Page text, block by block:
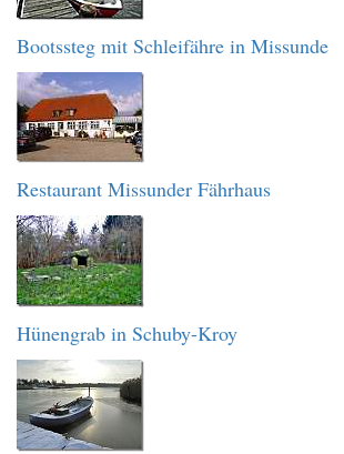
Bootssteg mit Schleifähre in Missunde
Restaurant Missunder Fährhaus
Hünengrab in Schuby-Kroy